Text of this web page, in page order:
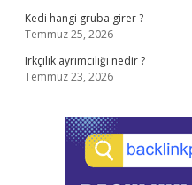
Kedi hangi gruba girer ?
Temmuz 25, 2026
Irkçılık ayrımcılığı nedir ?
Temmuz 23, 2026